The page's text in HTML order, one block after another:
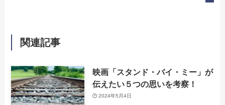
関連記事
映画「スタンド・バイ・ミー」が
伝えたい５つの思いを考察！
2024年5月4日